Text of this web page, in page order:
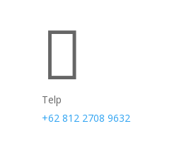

Telp
+62 812 2708 9632